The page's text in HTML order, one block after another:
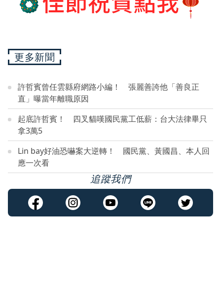
更多新聞
許哲賓曾任雲縣府網路小編！ 張麗善誇他「善良正
直」曝當年離職原因
起底許哲賓！ 四叉貓嘆國民黨工低薪：台大法律畢只
拿3萬5
Lin bay好油恐嚇案大逆轉！ 國民黨、黃國昌、本人回
應一次看
追蹤我們